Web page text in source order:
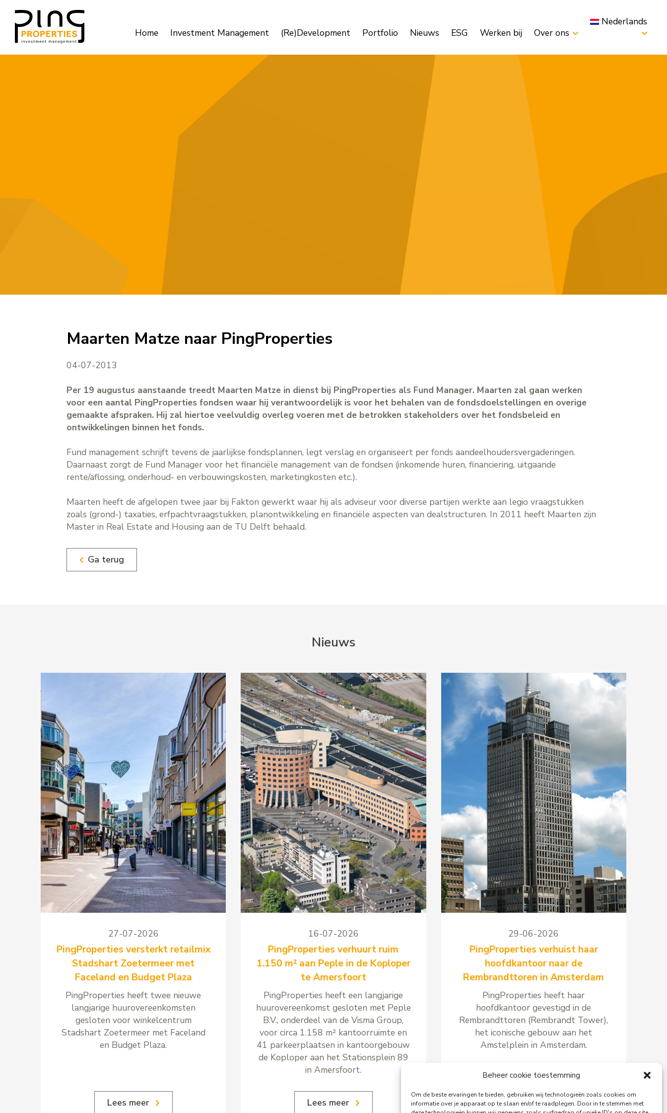
Beheer cookie toestemming
Om de beste ervaringen te bieden, gebruiken wij technologieën zoals cookies om
informatie over je apparaat op te slaan en/of te raadplegen. Door in te stemmen met
Home Investment Management (Re)Development Portfolio Nieuws ESG Werken bij Over ons
Nederlands
Maarten Matze naar PingProperties
04-07-2013
Per 19 augustus aanstaande treedt Maarten Matze in dienst bij PingProperties als Fund Manager. Maarten zal gaan werken
voor een aantal PingProperties fondsen waar hij verantwoordelijk is voor het behalen van de fondsdoelstellingen en overige
gemaakte afspraken. Hij zal hiertoe veelvuldig overleg voeren met de betrokken stakeholders over het fondsbeleid en
ontwikkelingen binnen het fonds.
Fund management schrijft tevens de jaarlijkse fondsplannen, legt verslag en organiseert per fonds aandeelhoudersvergaderingen.
Daarnaast zorgt de Fund Manager voor het financiële management van de fondsen (inkomende huren, financiering, uitgaande
rente/aflossing, onderhoud- en verbouwingskosten, marketingkosten etc.).
Maarten heeft de afgelopen twee jaar bij Fakton gewerkt waar hij als adviseur voor diverse partijen werkte aan legio vraagstukken
zoals (grond-) taxaties, erfpachtvraagstukken, planontwikkeling en financiële aspecten van dealstructuren. In 2011 heeft Maarten zijn
Master in Real Estate and Housing aan de TU Delft behaald.
Ga terug
Nieuws
27-07-2026
PingProperties versterkt retailmix
Stadshart Zoetermeer met
Faceland en Budget Plaza
PingProperties heeft twee nieuwe
langjarige huurovereenkomsten
gesloten voor winkelcentrum
Stadshart Zoetermeer met Faceland
en Budget Plaza.
Lees meer
16-07-2026
PingProperties verhuurt ruim
1.150 m² aan Peple in de Koploper
te Amersfoort
PingProperties heeft een langjarige
huurovereenkomst gesloten met Peple
B.V., onderdeel van de Visma Group,
voor circa 1.158 m² kantoorruimte en
41 parkeerplaatsen in kantoorgebouw
de Koploper aan het Stationsplein 89
in Amersfoort.
Lees meer
29-06-2026
PingProperties verhuist haar
hoofdkantoor naar de
Rembrandttoren in Amsterdam
PingProperties heeft haar
hoofdkantoor gevestigd in de
Rembrandttoren (Rembrandt Tower),
het iconische gebouw aan het
Amstelplein in Amsterdam.
Lees meer